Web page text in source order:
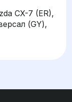
CX-7 (ER),
(GY),